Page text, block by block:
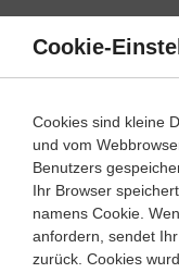
Direkt
Inhalt
Der genetische
Biologie
Cookie-
Cookies sind kleine
und vom
Benutzers
Ihr Browser
namens Cookie.
anfordern, sendet
zurück. Cookies